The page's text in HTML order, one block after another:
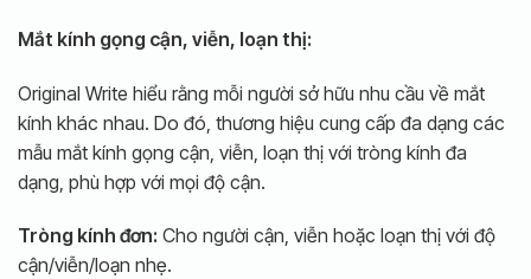
Mắt kính gọng cận, viễn, loạn thị:
Original Write hiểu rằng mỗi người sở hữu nhu cầu về mắt
kính khác nhau. Do đó, thương hiệu cung cấp đa dạng các
mẫu mắt kính gọng cận, viễn, loạn thị với tròng kính đa
dạng, phù hợp với mọi độ cận.
Tròng kính đơn: Cho người cận, viễn hoặc loạn thị với độ
cận/viễn/loạn nhẹ.